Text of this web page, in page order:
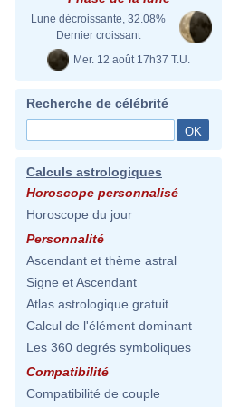
Lune décroissante, 32.08%
Dernier croissant
Mer. 12 août 17h37 T.U.
Recherche de célébrité
Calculs astrologiques
Horoscope personnalisé
Horoscope du jour
Personnalité
Ascendant et thème astral
Signe et Ascendant
Atlas astrologique gratuit
Calcul de l'élément dominant
Les 360 degrés symboliques
Compatibilité
Compatibilité de couple